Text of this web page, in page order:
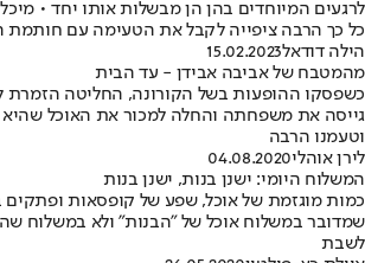
לרגעים המיוחדים בהן הן מבשלות אותו יחד •
כל כך הרבה ציפייה לקבל את הטעימה עם חותמת
הילה דודאל15.02.2023
מהמטבח של אביבה אבידן - עד הבית
כשפסקו ההופעות בשל הקורונה, החליטה הזמרת
גייסה את משפחתה והחלה למכור את האוכל
וטעמנו הרבה
לירן אוהלי04.08.2020
המשלוח היומי: ישנן בנות, ישנן בנות
כמות מוגזמת של אוכל, שפע של קופסאות ופתקים
שמדובר במשלוח אוכל של "הבנות" ולא במשלוח
לשבת